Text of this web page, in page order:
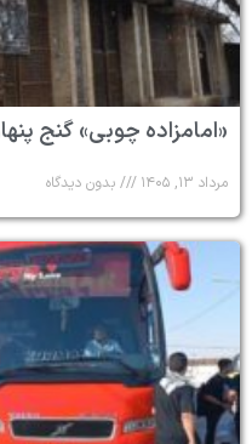
«امامزاده چوبی» گنج
مرداد ۱۳, ۱۴۰۵ بدون دیدگاه